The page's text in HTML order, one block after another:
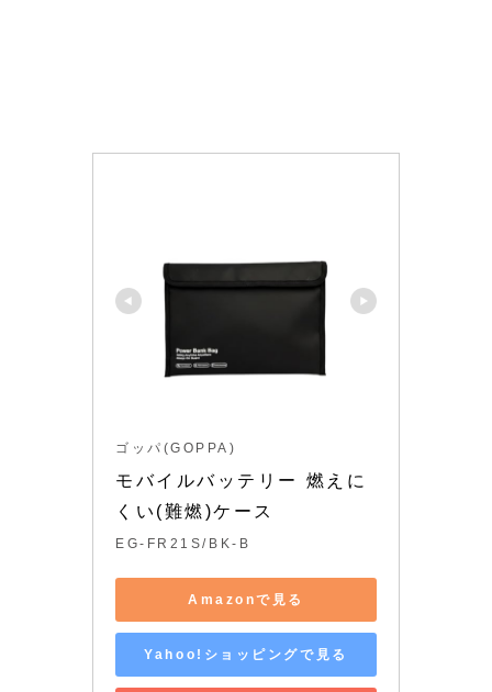
ゴッパ(GOPPA)
モバイルバッテリー 燃えに
くい(難燃)ケース
EG-FR21S/BK-B
Amazonで見る
Yahoo!ショッピングで見る